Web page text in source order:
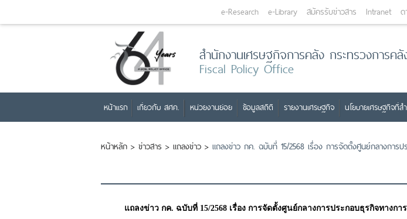
e-Research e-Library สมัครรับข่าวสาร Intranet ด
สำนักงานเศรษฐกิจการคลัง กระทรวงการคลั
Fiscal Policy Office
หน้าแรก เกี่ยวกับ สศค. หน่วยงานย่อย ข้อมูลสถิติ รายงานเศรษฐกิจ นโยบายเศรษฐกิจที่
หน้าหลัก > ข่าวสาร > แถลงข่าว > แถลงข่าว กค. ฉบับที่ 15/2568 เรื่อง การจัดตั้งศูนย์กลางการป
แถลงข่าว กค. ฉบับที่ 15/2568 เรื่อง การจัดตั้งศูนย์กลางการประกอบธุรกิจทางก